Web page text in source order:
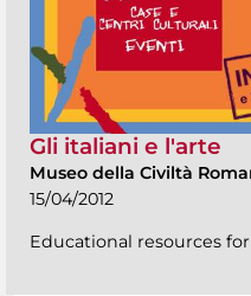
Gli italiani e l'arte
Museo della Civiltà
15/04/2012
Educational resources